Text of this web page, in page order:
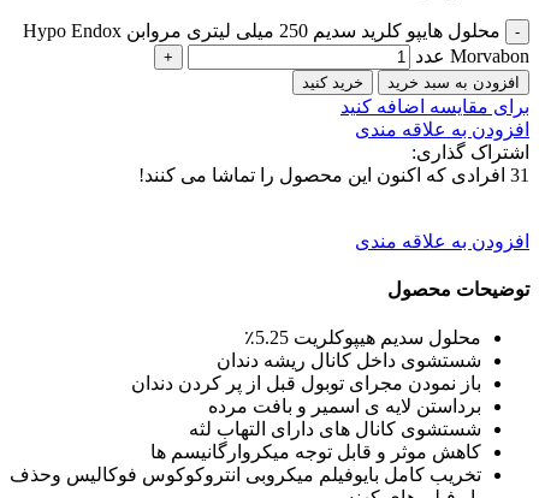
محلول هایپو کلرید سدیم 250 میلی لیتری مروابن Hypo Endox
Morvabon عدد
افزودن به سبد خرید خرید کنید
برای مقایسه اضافه کنید
افزودن به علاقه مندی
اشتراک گذاری:
31 افرادی که اکنون این محصول را تماشا می کنند!
افزودن به علاقه مندی
توضیحات محصول
محلول سدیم هیپوکلریت 5.25٪
شستشوی داخل کانال ریشه دندان
باز نمودن مجرای توبول قبل از پر کردن دندان
برداستن لایه ی اسمیر و بافت مرده
شستشوی کانال های دارای التهاب لثه
کاهش موثر و قابل توجه میکروارگانیسم ها
تخریب کامل بایوفیلم میکروبی انتروکوکوس فوکالیس وحذف